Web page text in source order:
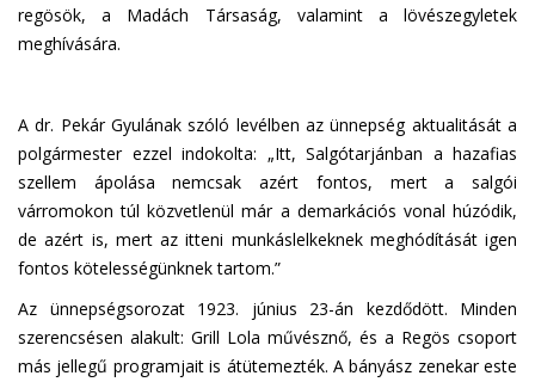
regösök, a Madách Társaság, valamint a lövészegyletek
meghívására.
A dr. Pekár Gyulának szóló levélben az ünnepség aktualitását a
polgármester ezzel indokolta: „Itt, Salgótarjánban a hazafias
szellem ápolása nemcsak azért fontos, mert a salgói
várromokon túl közvetlenül már a demarkációs vonal húzódik,
de azért is, mert az itteni munkáslelkeknek meghódítását igen
fontos kötelességünknek tartom.”
Az ünnepségsorozat 1923. június 23-án kezdődött. Minden
szerencsésen alakult: Grill Lola művésznő, és a Regös csoport
más jellegű programjait is átütemezték. A bányász zenekar este